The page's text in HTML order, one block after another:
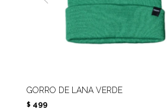
GORRO DE LANA VERDE
$ 499